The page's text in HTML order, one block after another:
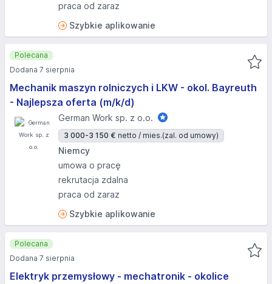
praca od zaraz
Szybkie aplikowanie
Mechanik maszyn rolniczych i LKW - okol. Bayreuth
- Najlepsza oferta (m/k/d)
German Work sp. z o.o.
3 000-3 150 € netto / mies.(zal. od umowy)
Niemcy
umowa o pracę
rekrutacja zdalna
praca od zaraz
Szybkie aplikowanie
Polecana
Dodana 7 sierpnia
Elektryk przemysłowy - mechatronik - okolice
Polecana
Dodana 7 sierpnia